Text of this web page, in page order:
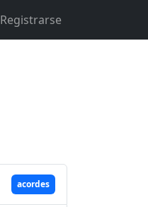
Registrarse
acordes